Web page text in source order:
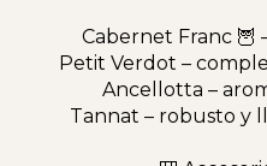
Cabernet Franc 🦉
Petit Verdot –
Ancellotta –
Tannat – robusto y